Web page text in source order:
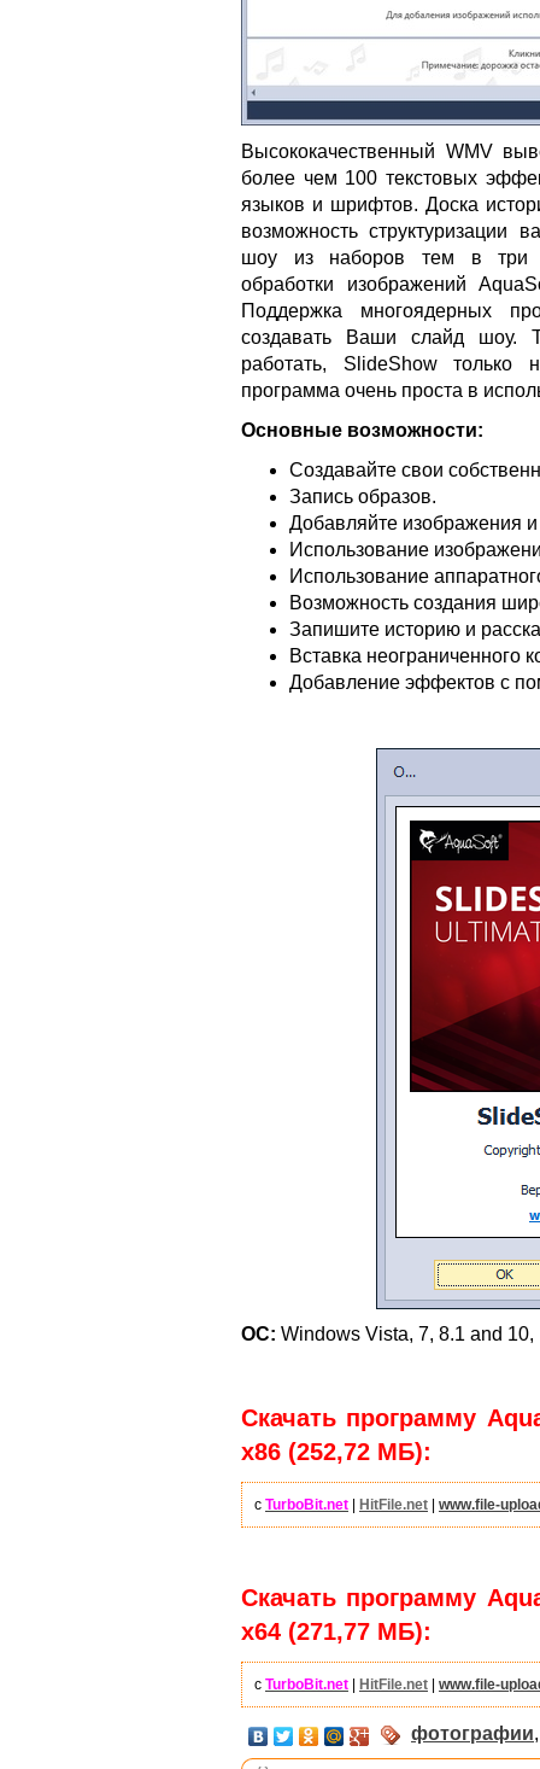
Высококачественный WMV
более чем 100 текстовых
языков и шрифтов. Доска
возможность структуризации
шоу из наборов тем в три
обработки изображений
Поддержка многоядерных
создавать Ваши слайд шоу.
работать, SlideShow только
программа очень проста в
Основные возможности:
Создавайте свои
Запись образов.
Добавляйте изображения
Использование
Использование
Возможность создания
Запишите историю и
Вставка неограниченного
Добавление эффектов с
ОС: Windows Vista, 7, 8.1 and
Скачать программу
x86 (252,72 МБ):
с TurboBit.net HitFile.net www.file-
Скачать программу
x64 (271,77 МБ):
с TurboBit.net HitFile.net www.file-
фотографии